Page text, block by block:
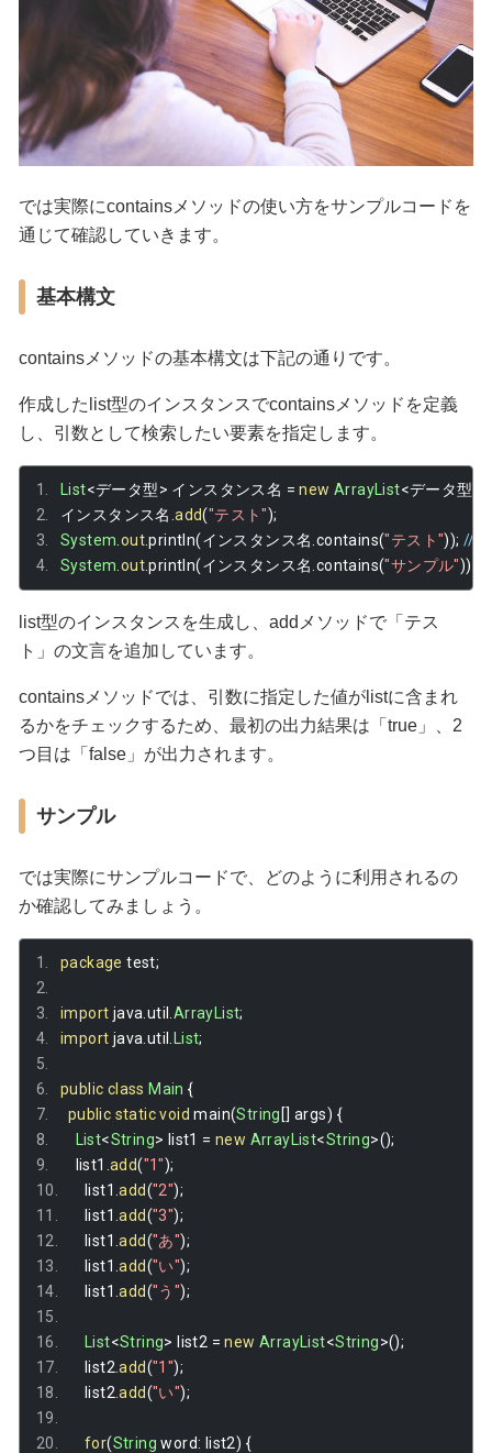
では実際にcontainsメソッドの使い方をサンプルコードを
通じて確認していきます。
基本構文
containsメソッドの基本構文は下記の通りです。
作成したlist型のインスタンスでcontainsメソッドを定義
し、引数として検索したい要素を指定します。
List<データ型> インスタンス名 = new ArrayList<データ型
インスタンス名.add("テスト");
System out.println(インスタンス名. contains("テスト")); //
System out.println(インスタンス名. contains("サンプル"));
list型のインスタンスを生成し、addメソッドで「テス
ト」の文言を追加しています。
containsメソッドでは、引数に指定した値がlistに含まれ
るかをチェックするため、最初の出力結果は「true」、2
つ目は「false」が出力されます。
サンプル
では実際にサンプルコードで、どのように利用されるの
か確認してみましょう。
package test;
import java util ArrayList;
import java util List;
public class Main {
public static void main(String [] args) {
List<String> list1 = new ArrayList<String>();
    list1
.add("1");
    list1
.add("2");
    list1
.add("3");
    list1
.add("あ");
    list1
.add("い");
    list1
.add("う");
List<String> list2 = new ArrayList<String>();
    list2
.add("1");
    list2
.add("い");
for(String word: list2) {